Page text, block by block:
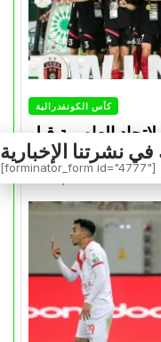
كأس الكونفدرالية
العاصمة قبل
الكونفدرالية
[forminator_form id="4777"]